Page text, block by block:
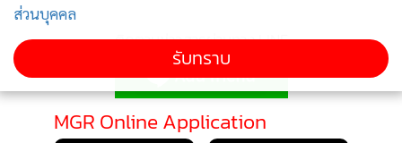
สุดคิ้วท์ด้วยนะ
ติดตามข่าวสารผ่านทาง LINE
MGR Online Application
ส่วนบุคคล
รับทราบ